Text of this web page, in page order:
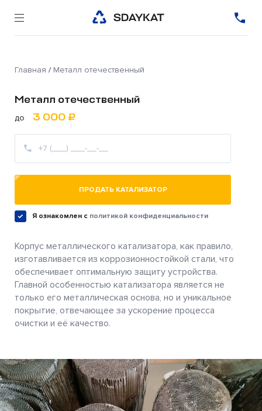
Главная / Металл отечественный
Металл отечественный
до 3 000 ₽
Корпус металлического катализатора, как правило,
изготавливается из коррозионностойкой стали, что
обеспечивает оптимальную защиту устройства.
Главной особенностью катализатора является не
только его металлическая основа, но и уникальное
покрытие, отвечающее за ускорение процесса
очистки и её качество.
ПРОДАТЬ КАТАЛИЗАТОР
Я ознакомлен c политикой конфиденциальности